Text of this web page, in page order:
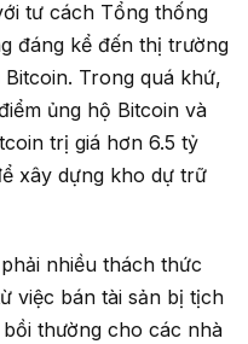
tư cách Tổng thống
đáng kể đến thị trường
Trong quá khứ,
ủng hộ Bitcoin và
trị giá hơn 6.5 tỷ
xây dựng kho dự trữ
nhiều thách thức
việc bán tài sản bị tịch
thường cho các nhà